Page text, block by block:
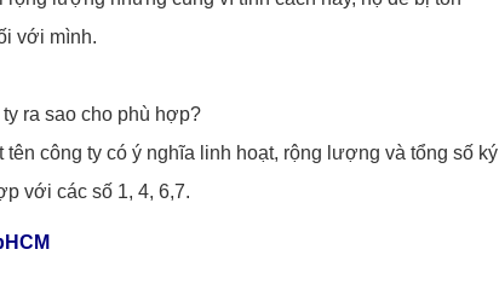
với mình.
ra sao cho phù hợp?
công ty có ý nghĩa linh hoạt, rộng lượng và tổng số ký
với các số 1, 4, 6,7.